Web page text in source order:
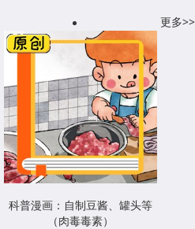
更多>>
科普漫画：自制豆酱、罐头等
（肉毒毒素）